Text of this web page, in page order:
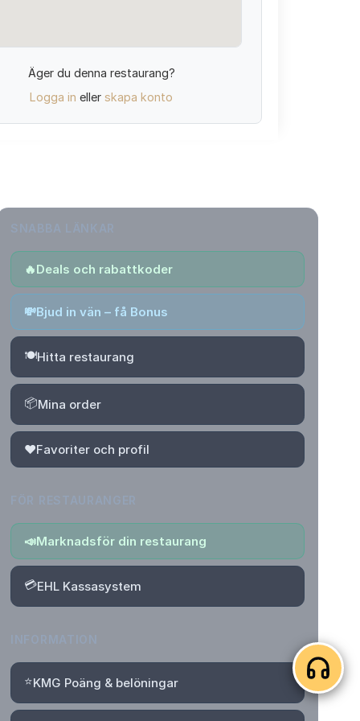
Äger du denna restaurang?
Logga in eller skapa konto
🔥Deals och rabattkoder
💸Bjud in vän – få Bonus
🍽️Hitta restaurang
📦Mina order
❤️Favoriter och profil
📣Marknadsför din restaurang
💳EHL Kassasystem
⭐KMG Poäng & belöningar